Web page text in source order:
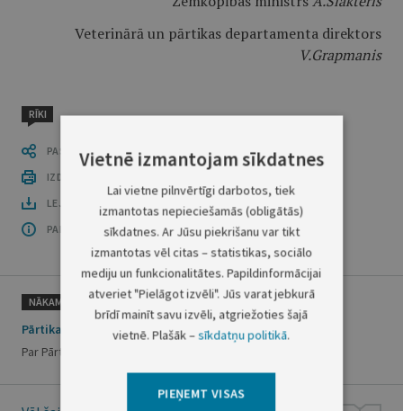
Veterinārā un pārtikas departamenta direktors
V.Grapmanis
RĪKI
PASTĀSTI CITIEM
IZDRUKĀT PUBLIKĀCIJU
LEJUPLĀDĒT LAIDIENU (PDF)
PAR OFICIĀLO IZDEVUMU
NĀKAMAIS
Pārtikas un veterinārā dienesta rīkojums Nr.235
Par Pārtikas un veterinārā dienesta darbības reglamentu
Vietnē izmantojam sīkdatnes
Lai vietne pilnvērtīgi darbotos, tiek
izmantotas nepieciešamās (obligātās)
sīkdatnes. Ar Jūsu piekrišanu var tikt
izmantotas vēl citas – statistikas, sociālo
mediju un funkcionalitātes. Papildinformācijai
atveriet "Pielāgot izvēli". Jūs varat jebkurā
brīdī mainīt savu izvēli, atgriežoties šajā
vietnē. Plašāk –sīkdatņu politikā.
PIEŅEMT VISAS